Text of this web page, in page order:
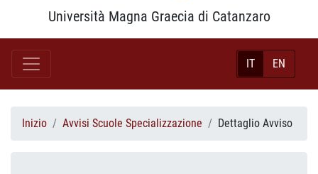
Università Magna Graecia di Catanzaro
IT EN
Inizio Avvisi Scuole Specializzazione Dettaglio Avviso